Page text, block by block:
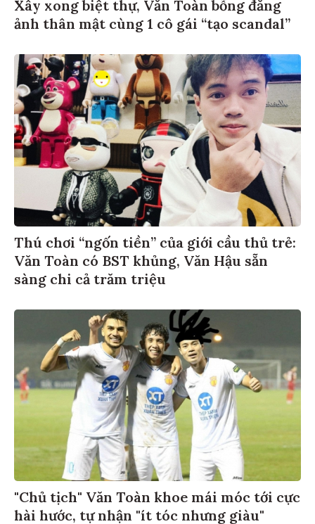
ảnh thân mật cùng 1 cô gái “tạo scandal”
Thú chơi “ngốn tiền” của giới cầu thủ trẻ:
Văn Toàn có BST khủng, Văn Hậu sẵn
sàng chi cả trăm triệu
"Chủ tịch" Văn Toàn khoe mái móc tới cực
hài hước, tự nhận "ít tóc nhưng giàu"